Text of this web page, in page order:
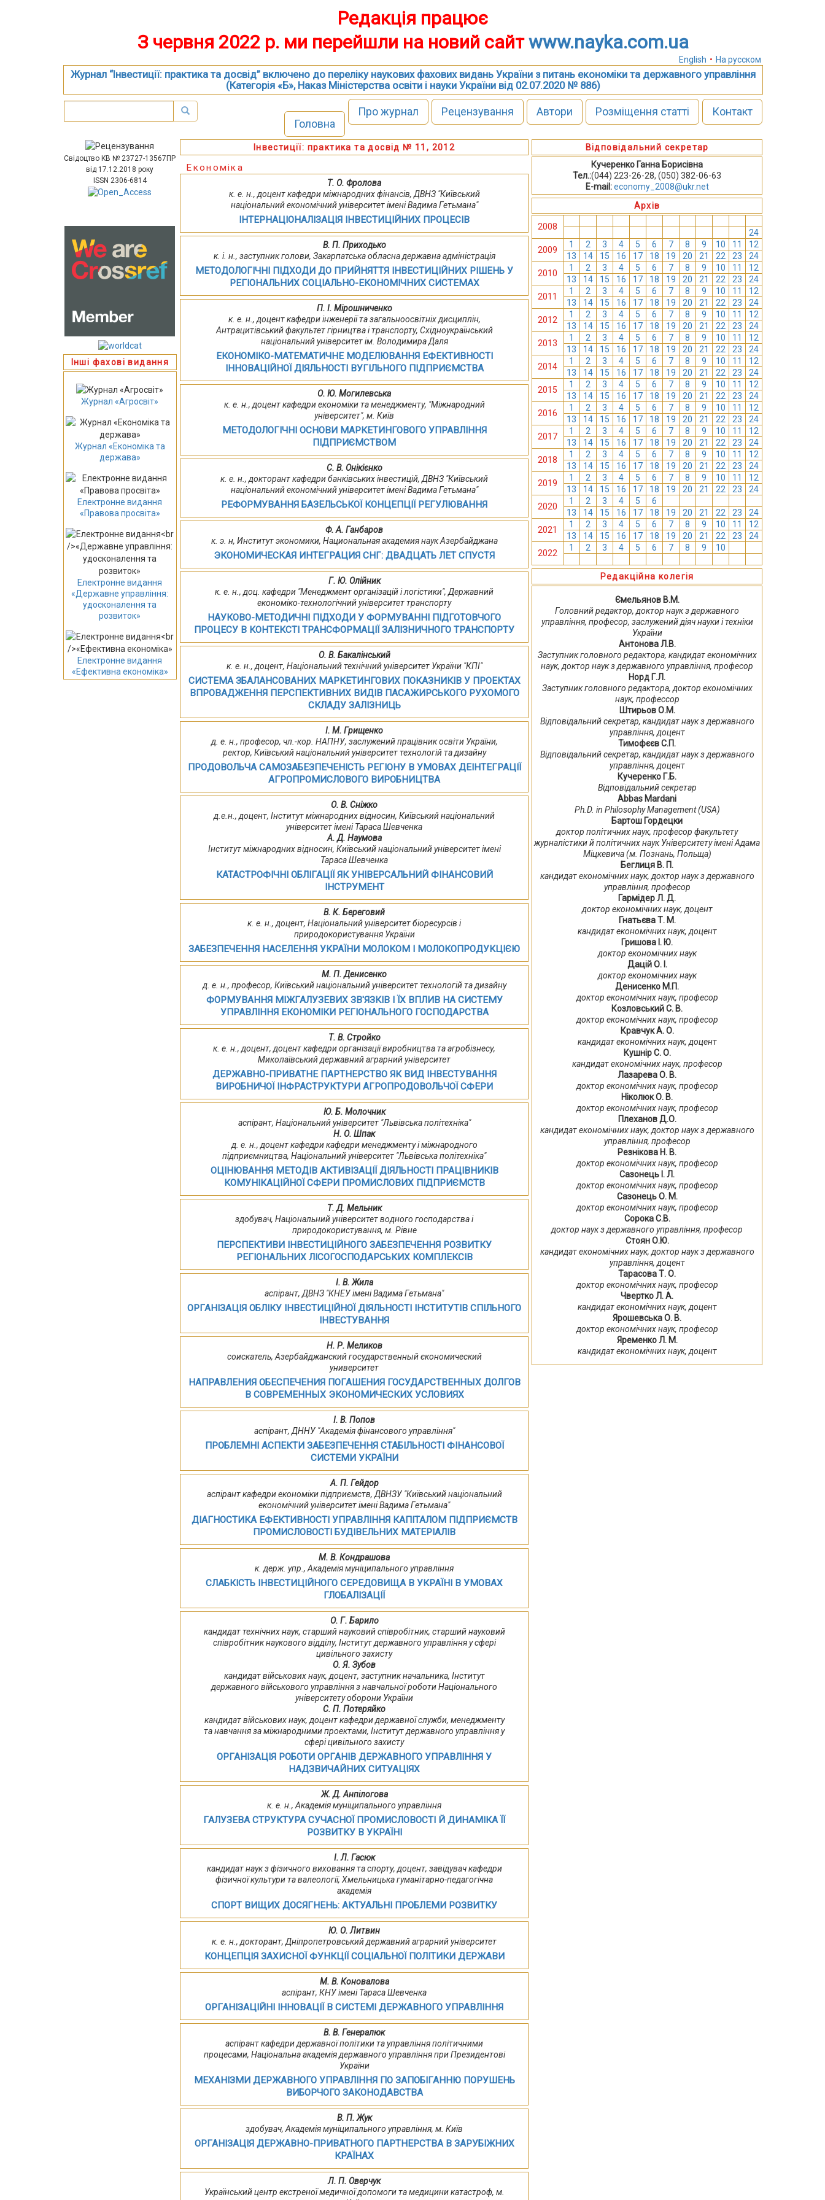
Редакція працює
З червня 2022 р. ми перейшли на новий сайтwww.nayka.com.ua
English • На русском
Журнал “Інвестиції: практика та досвід” включено до переліку наукових фахових видань України з питань економіки та державного управління
(Категорія «Б», Наказ Міністерства освіти і науки України від 02.07.2020 № 886)
Головна
Про журнал Рецензування Автори Розміщення статті Контакт
Свідоцтво КВ № 23727-13567ПР
від 17.12.2018 року
ISSN 2306-6814
Інші фахові видання
Журнал «Агросвіт»
Журнал «Економіка та
держава»
Електронне видання
«Правова просвіта»
Електронне видання
«Державне управління:
удосконалення та
розвиток»
Електронне видання
«Ефективна економіка»
Інвестиції: практика та досвід № 11, 2012
Економіка
Т. О. Фролова
к. е. н., доцент кафедри міжнародних фінансів, ДВНЗ "Київський
національний економічний університет імені Вадима Гетьмана"
ІНТЕРНАЦІОНАЛІЗАЦІЯ ІНВЕСТИЦІЙНИХ ПРОЦЕСІВ
В. П. Приходько
к. і. н., заступник голови, Закарпатська обласна державна адміністрація
МЕТОДОЛОГІЧНІ ПІДХОДИ ДО ПРИЙНЯТТЯ ІНВЕСТИЦІЙНИХ РІШЕНЬ У
РЕГІОНАЛЬНИХ СОЦІАЛЬНО-ЕКОНОМІЧНИХ СИСТЕМАХ
П. І. Мірошниченко
к. е. н., доцент кафедри інженерії та загальноосвітніх дисциплін,
Антрацитівський факультет гірництва і транспорту, Східноукраїнський
національний університет ім. Володимира Даля
ЕКОНОМІКО-МАТЕМАТИЧНЕ МОДЕЛЮВАННЯ ЕФЕКТИВНОСТІ
ІННОВАЦІЙНОЇ ДІЯЛЬНОСТІ ВУГІЛЬНОГО ПІДПРИЄМСТВА
О. Ю. Могилевська
к. е. н., доцент кафедри економіки та менеджменту, "Міжнародний
університет", м. Київ
МЕТОДОЛОГІЧНІ ОСНОВИ МАРКЕТИНГОВОГО УПРАВЛІННЯ
ПІДПРИЄМСТВОМ
С. В. Онікієнко
к. е. н., докторант кафедри банківських інвестицій, ДВНЗ "Київський
національний економічний університет імені Вадима Гетьмана"
РЕФОРМУВАННЯ БАЗЕЛЬСЬКОЇ КОНЦЕПЦІЇ РЕГУЛЮВАННЯ
Ф. А. Ганбаров
к. э. н, Институт экономики, Национальная академия наук Азербайджана
ЭКОНОМИЧЕСКАЯ ИНТЕГРАЦИЯ СНГ: ДВАДЦАТЬ ЛЕТ СПУСТЯ
Г. Ю. Олійник
к. е. н., доц. кафедри "Менеджмент організацій і логістики", Державний
економіко-технологічний університет транспорту
НАУКОВО-МЕТОДИЧНІ ПІДХОДИ У ФОРМУВАННІ ПІДГОТОВЧОГО
ПРОЦЕСУ В КОНТЕКСТІ ТРАНСФОРМАЦІЇ ЗАЛІЗНИЧНОГО ТРАНСПОРТУ
О. В. Бакалінський
к. е. н., доцент, Національний технічний університет України "КПІ"
СИСТЕМА ЗБАЛАНСОВАНИХ МАРКЕТИНГОВИХ ПОКАЗНИКІВ У ПРОЕКТАХ
ВПРОВАДЖЕННЯ ПЕРСПЕКТИВНИХ ВИДІВ ПАСАЖИРСЬКОГО РУХОМОГО
СКЛАДУ ЗАЛІЗНИЦЬ
І. М. Грищенко
д. е. н., професор, чл.-кор. НАПНУ, заслужений працівник освіти України,
ректор, Київський національний університет технологій та дизайну
ПРОДОВОЛЬЧА САМОЗАБЕЗПЕЧЕНІСТЬ РЕГІОНУ В УМОВАХ ДЕІНТЕГРАЦІЇ
АГРОПРОМИСЛОВОГО ВИРОБНИЦТВА
О. В. Сніжко
д.е.н., доцент, Інститут міжнародних відносин, Київський національний
університет імені Тараса Шевченка
А. Д. Наумова
Інститут міжнародних відносин, Київський національний університет імені
Тараса Шевченка
КАТАСТРОФІЧНІ ОБЛІГАЦІЇ ЯК УНІВЕРСАЛЬНИЙ ФІНАНСОВИЙ
ІНСТРУМЕНТ
В. К. Береговий
к. е. н., доцент, Національний університет біоресурсів і
природокористування України
ЗАБЕЗПЕЧЕННЯ НАСЕЛЕННЯ УКРАЇНИ МОЛОКОМ І МОЛОКОПРОДУКЦІЄЮ
М. П. Денисенко
д. е. н., професор, Київський національний університет технологій та дизайну
ФОРМУВАННЯ МІЖГАЛУЗЕВИХ ЗВ'ЯЗКІВ І ЇХ ВПЛИВ НА СИСТЕМУ
УПРАВЛІННЯ ЕКОНОМІКИ РЕГІОНАЛЬНОГО ГОСПОДАРСТВА
Т. В. Стройко
к. е. н., доцент, доцент кафедри організації виробництва та агробізнесу,
Миколаївський державний аграрний університет
ДЕРЖАВНО-ПРИВАТНЕ ПАРТНЕРСТВО ЯК ВИД ІНВЕСТУВАННЯ
ВИРОБНИЧОЇ ІНФРАСТРУКТУРИ АГРОПРОДОВОЛЬЧОЇ СФЕРИ
Ю. Б. Молочник
аспірант, Національний університет "Львівська політехніка"
Н. О. Шпак
д. е. н., доцент кафедри кафедри менеджменту і міжнародного
підприємництва, Національний університет "Львівська політехніка"
ОЦІНЮВАННЯ МЕТОДІВ АКТИВІЗАЦІЇ ДІЯЛЬНОСТІ ПРАЦІВНИКІВ
КОМУНІКАЦІЙНОЇ СФЕРИ ПРОМИСЛОВИХ ПІДПРИЄМСТВ
Т. Д. Мельник
здобувач, Національний університет водного господарства і
природокористування, м. Рівне
ПЕРСПЕКТИВИ ІНВЕСТИЦІЙНОГО ЗАБЕЗПЕЧЕННЯ РОЗВИТКУ
РЕГІОНАЛЬНИХ ЛІСОГОСПОДАРСЬКИХ КОМПЛЕКСІВ
І. В. Жила
аспірант, ДВНЗ "КНЕУ імені Вадима Гетьмана"
ОРГАНІЗАЦІЯ ОБЛІКУ ІНВЕСТИЦІЙНОЇ ДІЯЛЬНОСТІ ІНСТИТУТІВ СПІЛЬНОГО
ІНВЕСТУВАННЯ
Н. Р. Меликов
соискатель, Азербайджанский государственный єкономический
университет
НАПРАВЛЕНИЯ ОБЕСПЕЧЕНИЯ ПОГАШЕНИЯ ГОСУДАРСТВЕННЫХ ДОЛГОВ
В СОВРЕМЕННЫХ ЭКОНОМИЧЕСКИХ УСЛОВИЯХ
І. В. Попов
аспірант, ДННУ "Академія фінансового управління"
ПРОБЛЕМНІ АСПЕКТИ ЗАБЕЗПЕЧЕННЯ СТАБІЛЬНОСТІ ФІНАНСОВОЇ
СИСТЕМИ УКРАЇНИ
А. П. Гейдор
аспірант кафедри економіки підприємств, ДВНЗУ "Київський національний
економічний університет імені Вадима Гетьмана"
ДІАГНОСТИКА ЕФЕКТИВНОСТІ УПРАВЛІННЯ КАПІТАЛОМ ПІДПРИЄМСТВ
ПРОМИСЛОВОСТІ БУДІВЕЛЬНИХ МАТЕРІАЛІВ
М. В. Кондрашова
к. держ. упр., Академія муніципального управління
СЛАБКІСТЬ ІНВЕСТИЦІЙНОГО СЕРЕДОВИЩА В УКРАЇНІ В УМОВАХ
ГЛОБАЛІЗАЦІЇ
О. Г. Барило
кандидат технічних наук, старший науковий співробітник, старший науковий
співробітник наукового відділу, Інститут державного управління у сфері
цивільного захисту
О. Я. Зубов
кандидат військових наук, доцент, заступник начальника, Інститут
державного військового управління з навчальної роботи Національного
університету оборони України
С. П. Потеряйко
кандидат військових наук, доцент кафедри державної служби, менеджменту
та навчання за міжнародними проектами, Інститут державного управління у
сфері цивільного захисту
ОРГАНІЗАЦІЯ РОБОТИ ОРГАНІВ ДЕРЖАВНОГО УПРАВЛІННЯ У
НАДЗВИЧАЙНИХ СИТУАЦІЯХ
Ж. Д. Анпілогова
к. е. н., Академія муніципального управління
ГАЛУЗЕВА СТРУКТУРА СУЧАСНОЇ ПРОМИСЛОВОСТІ Й ДИНАМІКА ЇЇ
РОЗВИТКУ В УКРАЇНІ
І. Л. Гасюк
кандидат наук з фізичного виховання та спорту, доцент, завідувач кафедри
фізичної культури та валеології, Хмельницька гуманітарно-педагогічна
академія
СПОРТ ВИЩИХ ДОСЯГНЕНЬ: АКТУАЛЬНІ ПРОБЛЕМИ РОЗВИТКУ
Ю. О. Литвин
к. е. н., докторант, Дніпропетровський державний аграрний університет
КОНЦЕПЦІЯ ЗАХИСНОЇ ФУНКЦІЇ СОЦІАЛЬНОЇ ПОЛІТИКИ ДЕРЖАВИ
М. В. Коновалова
аспірант, КНУ імені Тараса Шевченка
ОРГАНІЗАЦІЙНІ ІННОВАЦІЇ В СИСТЕМІ ДЕРЖАВНОГО УПРАВЛІННЯ
В. В. Генералюк
аспірант кафедри державної політики та управління політичними
процесами, Національна академія державного управління при Президентові
України
МЕХАНІЗМИ ДЕРЖАВНОГО УПРАВЛІННЯ ПО ЗАПОБІГАННЮ ПОРУШЕНЬ
ВИБОРЧОГО ЗАКОНОДАВСТВА
В. П. Жук
здобувач, Академія муніципального управління, м. Київ
ОРГАНІЗАЦІЯ ДЕРЖАВНО-ПРИВАТНОГО ПАРТНЕРСТВА В ЗАРУБІЖНИХ
КРАЇНАХ
Л. П. Оверчук
Український центр екстреної медичної допомоги та медицини катастроф, м.
Відповідальний секретар
Кучеренко Ганна Борисівна
Тел.:(044) 223-26-28, (050) 382-06-63
E-mail:economy_2008@ukr.net
Архів
2008
24
2009
1 2 3 4 5 6 7 8 9 10 11
12
13
14 15 16 17 18 19 20 21 22 23
24
2010
1 2 3 4 5 6 7 8 9 10 11
12
13
14 15 16 17 18 19 20 21 22 23
24
2011
1 2 3 4 5 6 7 8 9 10 11
12
13
14 15 16 17 18 19 20 21 22 23
24
2012
1 2 3 4 5 6 7 8 9 10 11
12
13
14 15 16 17 18 19 20 21 22 23
24
2013
1 2 3 4 5 6 7 8 9 10 11
12
13
14 15 16 17 18 19 20 21 22 23
24
2014
1 2 3 4 5 6 7 8 9 10 11
12
13
14 15 16 17 18 19 20 21 22 23
24
2015
1 2 3 4 5 6 7 8 9 10 11
12
13
14 15 16 17 18 19 20 21 22 23
24
2016
1 2 3 4 5 6 7 8 9 10 11
12
13
14 15 16 17 18 19 20 21 22 23
24
2017
1 2 3 4 5 6 7 8 9 10 11
12
13
14 15 16 17 18 19 20 21 22 23
24
2018
1 2 3 4 5 6 7 8 9 10 11
12
13
14 15 16 17 18 19 20 21 22 23
24
2019
1 2 3 4 5 6 7 8 9 10 11
12
13
14 15 16 17 18 19 20 21 22 23
24
2020
1 2 3 4 5 6
13
14 15 16 17 18 19 20 21 22 23
24
2021
1 2 3 4 5 6 7 8 9 10 11
12
13
14 15 16 17 18 19 20 21 22 23
24
2022
1 2 3 4 5 6 7 8 9 10
Редакційна колегія
Ємельянов В.М.
Головний редактор, доктор наук з державного
управління, професор, заслужений діяч науки і техніки
України
Антонова Л.В.
Заступник головного редактора, кандидат економічних
наук, доктор наук з державного управління, професор
Норд Г.Л.
Заступник головного редактора, доктор економічних
наук, профессор
Штирьов О.М.
Відповідальний секретар, кандидат наук з державного
управління, доцент
Тимофєєв С.П.
Відповідальний секретар, кандидат наук з державного
управління, доцент
Кучеренко Г.Б.
Відповідальний секретар
Abbas Mardani
Ph.D. in Philosophy Management (USA)
Бартош Гордецки
доктор політичних наук, професор факультету
журналістики й політичних наук Університету імені Адама
Міцкевича (м. Познань, Польща)
Беглиця В. П.
кандидат економічних наук, доктор наук з державного
управління, професор
Гармідер Л. Д.
доктор економічних наук, доцент
Гнатьєва Т. М.
кандидат економічних наук, доцент
Гришова І. Ю.
доктор економічних наук
Дацій О. І.
доктор економічних наук
Денисенко М.П.
доктор економічних наук, професор
Козловський С. В.
доктор економічних наук, професор
Кравчук А. О.
кандидат економічних наук, доцент
Кушнір С. О.
кандидат економічних наук, професор
Лазарева О. В.
доктор економічних наук, професор
Ніколюк О. В.
доктор економічних наук, професор
Плеханов Д.О.
кандидат економічних наук, доктор наук з державного
управління, професор
Резнікова Н. В.
доктор економічних наук, професор
Сазонець І. Л.
доктор економічних наук, професор
Сазонець О. М.
доктор економічних наук, професор
Сорока С.В.
доктор наук з державного управління, професор
Стоян О.Ю.
кандидат економічних наук, доктор наук з державного
управління, доцент
Тарасова Т. О.
доктор економічних наук, професор
Чвертко Л. А.
кандидат економічних наук, доцент
Ярошевська О. В.
доктор економічних наук, професор
Яременко Л. М.
кандидат економічних наук, доцент